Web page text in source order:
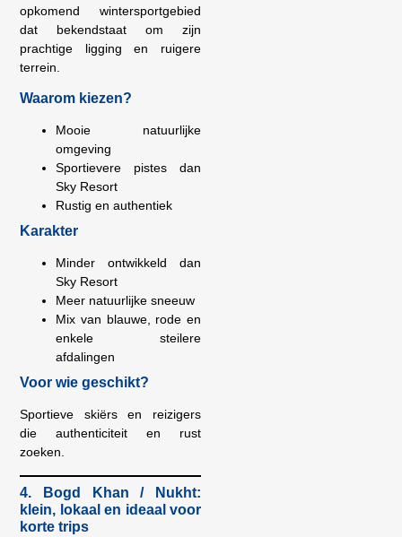
opkomend wintersportgebied
dat bekendstaat om zijn
prachtige ligging en ruigere
terrein.
Waarom kiezen?
Mooie natuurlijke
omgeving
Sportievere pistes dan
Sky Resort
Rustig en authentiek
Karakter
Minder ontwikkeld dan
Sky Resort
Meer natuurlijke sneeuw
Mix van blauwe, rode en
enkele steilere
afdalingen
Voor wie geschikt?
Sportieve skiërs en reizigers
die authenticiteit en rust
zoeken.
4. Bogd Khan / Nukht:
klein, lokaal en ideaal voor
korte trips